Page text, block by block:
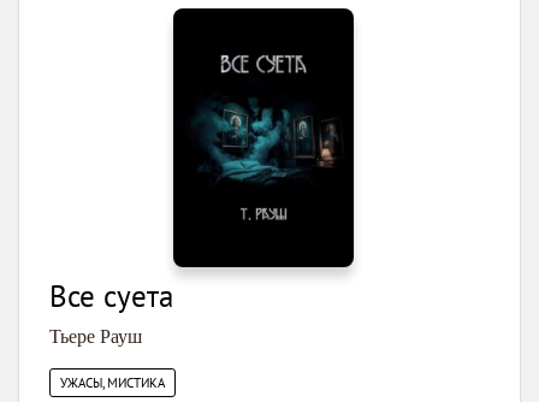
Все суета
Тьере Рауш
УЖАСЫ, МИСТИКА